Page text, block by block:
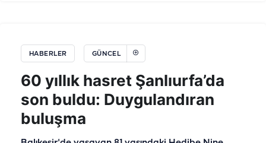
HABERLER GÜNCEL
60 yıllık hasret Şanlıurfa’da
son buldu: Duygulandıran
buluşma